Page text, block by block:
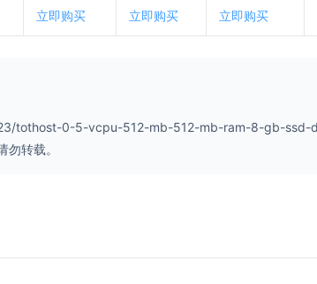
立即购买 立即购买 立即购买
tothost-0-5-vcpu-512-mb-512-mb-ram-8-gb-ssd-
转载。